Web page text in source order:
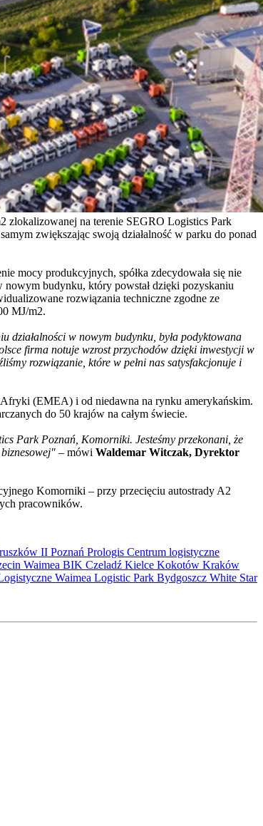
zlokalizowanej na terenie SEGRO Logistics Park
zwiększając swoją działalność w parku do ponad
mocy produkcyjnych, spółka zdecydowała się nie
budynku, który powstał dzięki pozyskaniu
rozwiązania techniczne zgodne ze
MJ/m2.
działalności w nowym budynku, była podyktowana
firma notuje wzrost przychodów dzięki inwestycji w
rozwiązanie, które w pełni nas satysfakcjonuje i
(EMEA) i od niedawna na rynku amerykańskim.
do 50 krajów na całym świecie.
Park Poznań, Komorniki. Jesteśmy przekonani, że
– mówi Waldemar Witczak, Dyrektor
Komorniki – przy przecięciu autostrady A2
pracowników.
II Poznań Prologis Centrum logistyczne
Waimea BIK Czeladź Kielce Kokotów Kraków
Waimea Logistic Park Bydgoszcz White Star